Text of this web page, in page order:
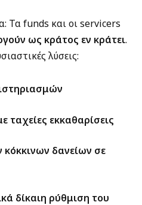
Τα funds και οι servicers
ως κράτος εν κράτει.
λύσεις:
ταχείες εκκαθαρίσεις
δανείων σε
δίκαιη ρύθμιση του